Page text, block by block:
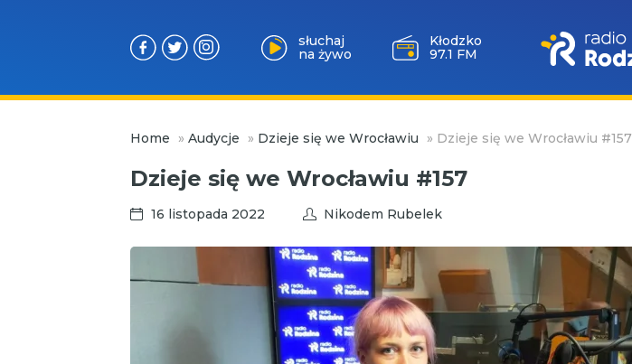
słuchaj
na żywo
Wołów
99.6 FM
Home » Audycje » Dzieje się we Wrocławiu » Dzieje się we Wrocławiu #157
Dzieje się we Wrocławiu #157
16 listopada 2022 Nikodem Rubelek